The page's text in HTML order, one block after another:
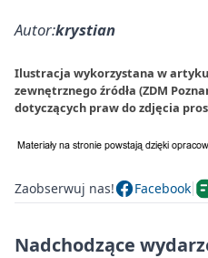
Autor:krystian
Ilustracja wykorzystana w
zewnętrznego źródła (ZDM
dotyczących praw do zdjęcia
Zaobserwuj nas! Facebook
Nadchodzące